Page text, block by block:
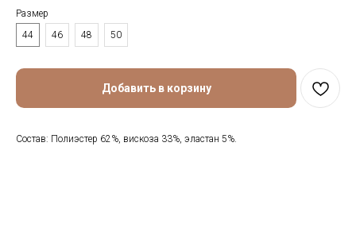
Размер
44
46 48 50
Добавить в корзину
Состав: Полиэстер 62%, вискоза 33%, эластан 5%.